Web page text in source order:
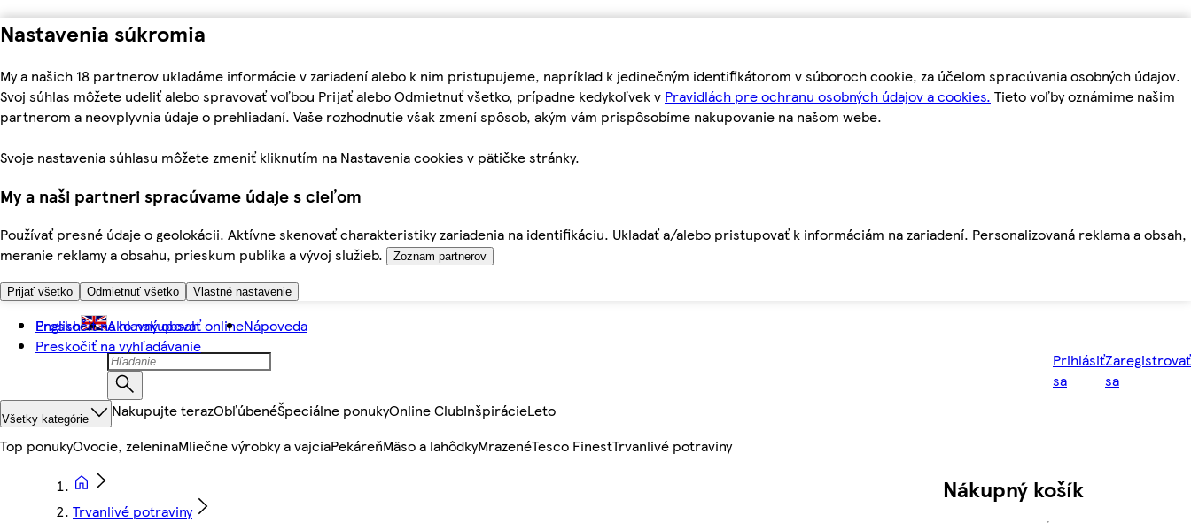
Nastavenia súkromia
My a našich 18 partnerov ukladáme informácie v zariadení alebo k nim pristupujeme, napríklad k jedinečným identifikátorom v súboroch cookie, za účelom spracúvania osobných údajov.
Svoj súhlas môžete udeliť alebo spravovať voľbou Prijať alebo Odmietnuť všetko, prípadne kedykoľvek v Pravidlách pre ochranu osobných údajov a cookies. Tieto voľby oznámime našim
partnerom a neovplyvnia údaje o prehliadaní. Vaše rozhodnutie však zmení spôsob, akým vám prispôsobíme nakupovanie na našom webe.
Svoje nastavenia súhlasu môžete zmeniť kliknutím na Nastavenia cookies v pätičke stránky.
My a naši partneri spracúvame údaje s cieľom
Používať presné údaje o geolokácii. Aktívne skenovať charakteristiky zariadenia na identifikáciu. Ukladať a/alebo pristupovať k informáciám na zariadení. Personalizovaná reklama a obsah,
meranie reklamy a obsahu, prieskum publika a vývoj služieb.
Zoznam partnerov
Prijať všetko Odmietnuť všetko Vlastné nastavenie
Preskočiť na hlavný obsah
Preskočiť na vyhľadávanie
English Ako nakupovať onlineNápoveda
Prihlásiť
sa
Zaregistrovať
sa
Všetky kategórie Nakupujte terazObľúbenéŠpeciálne ponukyOnline ClubInšpirácieLeto
Top ponukyOvocie, zeleninaMliečne výrobky a vajciaPekáreňMäso a lahôdkyMrazenéTesco FinestTrvanlivé potraviny
Trvanlivé potraviny
Nákupný košík